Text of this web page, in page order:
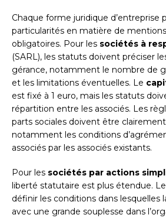
Chaque forme juridique d’entreprise
particularités en matière de
obligatoires. Pour les sociétés à
(SARL), les statuts doivent préciser
gérance, notamment le nombre de
et les limitations éventuelles. Le
est fixé à 1 euro, mais les statuts
répartition entre les associés. Les
parts sociales doivent être
notamment les conditions
associés par les associés existants.
Pour les sociétés par actions
liberté statutaire est plus étendue.
définir les conditions dans lesquelles
avec une grande souplesse dans